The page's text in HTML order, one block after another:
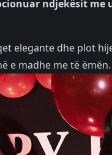
ndjekësit me
elegante dhe plot
e madhe me të ëmën.